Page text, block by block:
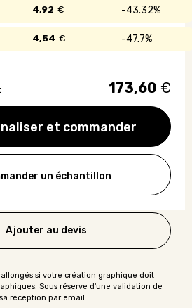
et commander
43.32%
4,92 €
47.7%
4,54 €
173,60 €
un échantillon
Ajouter au devis